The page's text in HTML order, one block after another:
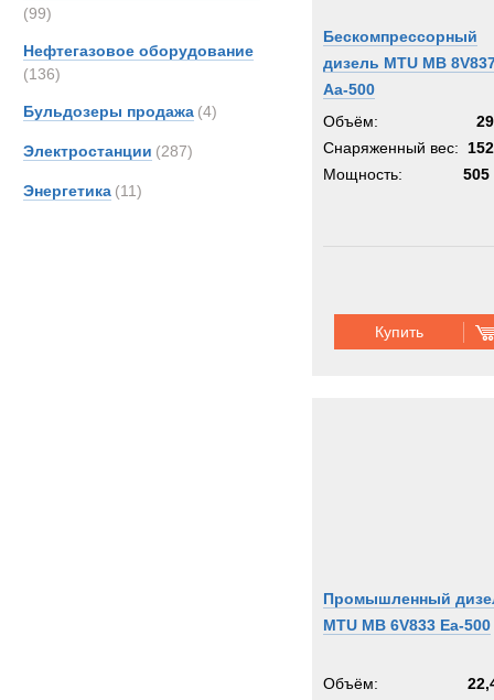
(99)
Нефтегазовое оборудование
(136)
Бульдозеры продажа (4)
Электростанции (287)
Энергетика (11)
Бескомпрессорный
дизель MTU MB
Aa-500
Объём:
Снаряженный вес:
Мощность:
505
Купить
Промышленный
MTU MB 6V833 Ea-500
Объём: